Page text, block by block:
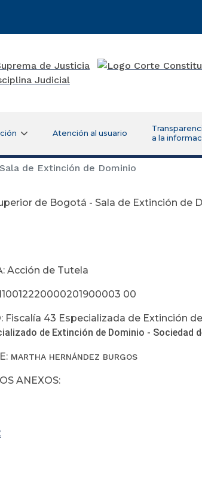
Atención al usuario
a la
de Extinción de Dominio
de Bogotá - Sala de Extinción de
Acción de Tutela
00
Fiscalía 43 Especializada de Extinción
de Extinción de Dominio - Sociedad
MARTHA HERNÁNDEZ BURGOS
ANEXOS: